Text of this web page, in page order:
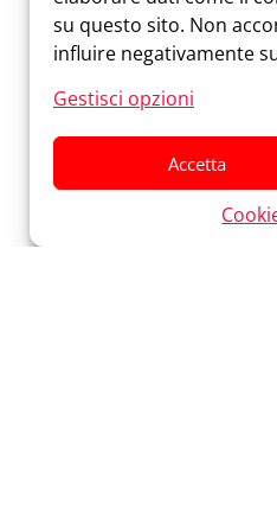
su questo sito. Non
influire negativamente
Gestisci opzioni
Accetta